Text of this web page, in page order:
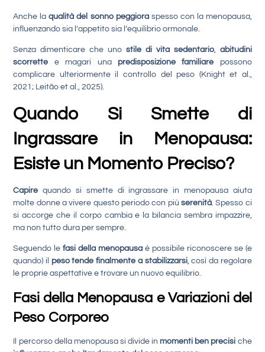
Anche laqualità del sonno peggioraspesso con la menopausa,
influenzando sia l’appetito sia l’equilibrio ormonale.
Senza dimenticare che uno stile di vita sedentario, abitudini
scorrette e magari una predisposizione familiare possono
complicare ulteriormente il controllo del peso (Knight et al.,
2021; Leitão et al., 2025).
Quando Si Smette di
Ingrassare in Menopausa:
Esiste un Momento Preciso?
Capire quando si smette di ingrassare in menopausa aiuta
molte donne a vivere questo periodo con più serenità. Spesso ci
si accorge che il corpo cambia e la bilancia sembra impazzire,
ma non tutto dura per sempre.
Seguendo lefasi della menopausa è possibile riconoscere se (e
quando) il peso tende finalmente a stabilizzarsi, così da regolare
le proprie aspettative e trovare un nuovo equilibrio.
Fasi della Menopausa e Variazioni del
Peso Corporeo
Il percorso della menopausa si divide in momenti ben precisi che